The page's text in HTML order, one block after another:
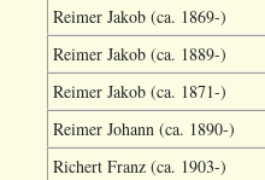
Reimer Jakob (ca. 1869-)
Reimer Jakob (ca. 1889-)
Reimer Jakob (ca. 1871-)
Reimer Johann (ca. 1890-)
Richert Franz (ca. 1903-)